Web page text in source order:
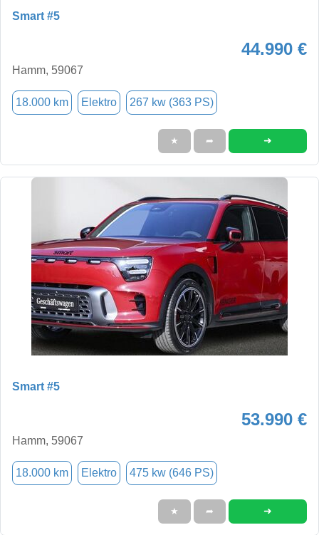
Smart #5
44.990 €
Hamm, 59067
18.000 km Elektro 267 kw (363 PS)
★ ➦ ➜
Smart #5
53.990 €
Hamm, 59067
18.000 km Elektro 475 kw (646 PS)
★ ➦ ➜